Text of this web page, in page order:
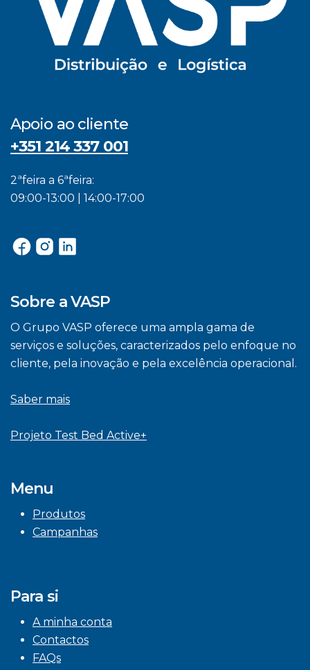
Apoio ao cliente
+351 214 337 001
2ªfeira a 6ªfeira:
09:00-13:00 | 14:00-17:00
Sobre a VASP
O Grupo VASP oferece uma ampla gama de
serviços e soluções, caracterizados pelo enfoque no
cliente, pela inovação e pela excelência operacional.
Saber mais
Projeto Test Bed Active+
Menu
Produtos
Campanhas
Para si
A minha conta
Contactos
FAQs